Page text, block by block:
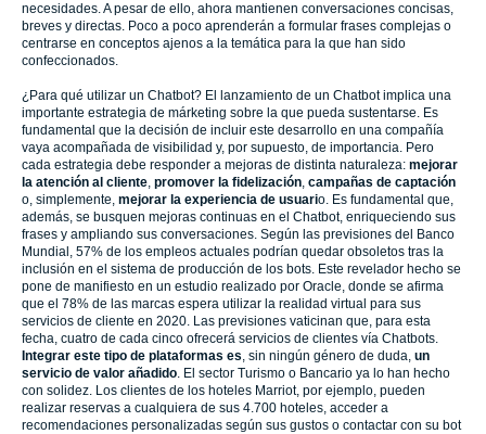
necesidades. A pesar de ello, ahora mantienen conversaciones concisas,
breves y directas. Poco a poco aprenderán a formular frases complejas o
centrarse en conceptos ajenos a la temática para la que han sido
confeccionados.
¿Para qué utilizar un Chatbot? El lanzamiento de un Chatbot implica una
importante estrategia de márketing sobre la que pueda sustentarse. Es
fundamental que la decisión de incluir este desarrollo en una compañía
vaya acompañada de visibilidad y, por supuesto, de importancia. Pero
cada estrategia debe responder a mejoras de distinta naturaleza: mejorar
la atención al cliente, promover la fidelización, campañas de captación
o, simplemente, mejorar la experiencia de usuario. Es fundamental que,
además, se busquen mejoras continuas en el Chatbot, enriqueciendo sus
frases y ampliando sus conversaciones. Según las previsiones del Banco
Mundial, 57% de los empleos actuales podrían quedar obsoletos tras la
inclusión en el sistema de producción de los bots. Este revelador hecho se
pone de manifiesto en un estudio realizado por Oracle, donde se afirma
que el 78% de las marcas espera utilizar la realidad virtual para sus
servicios de cliente en 2020. Las previsiones vaticinan que, para esta
fecha, cuatro de cada cinco ofrecerá servicios de clientes vía Chatbots.
Integrar este tipo de plataformas es, sin ningún género de duda, un
servicio de valor añadido. El sector Turismo o Bancario ya lo han hecho
con solidez. Los clientes de los hoteles Marriot, por ejemplo, pueden
realizar reservas a cualquiera de sus 4.700 hoteles, acceder a
recomendaciones personalizadas según sus gustos o contactar con su bot